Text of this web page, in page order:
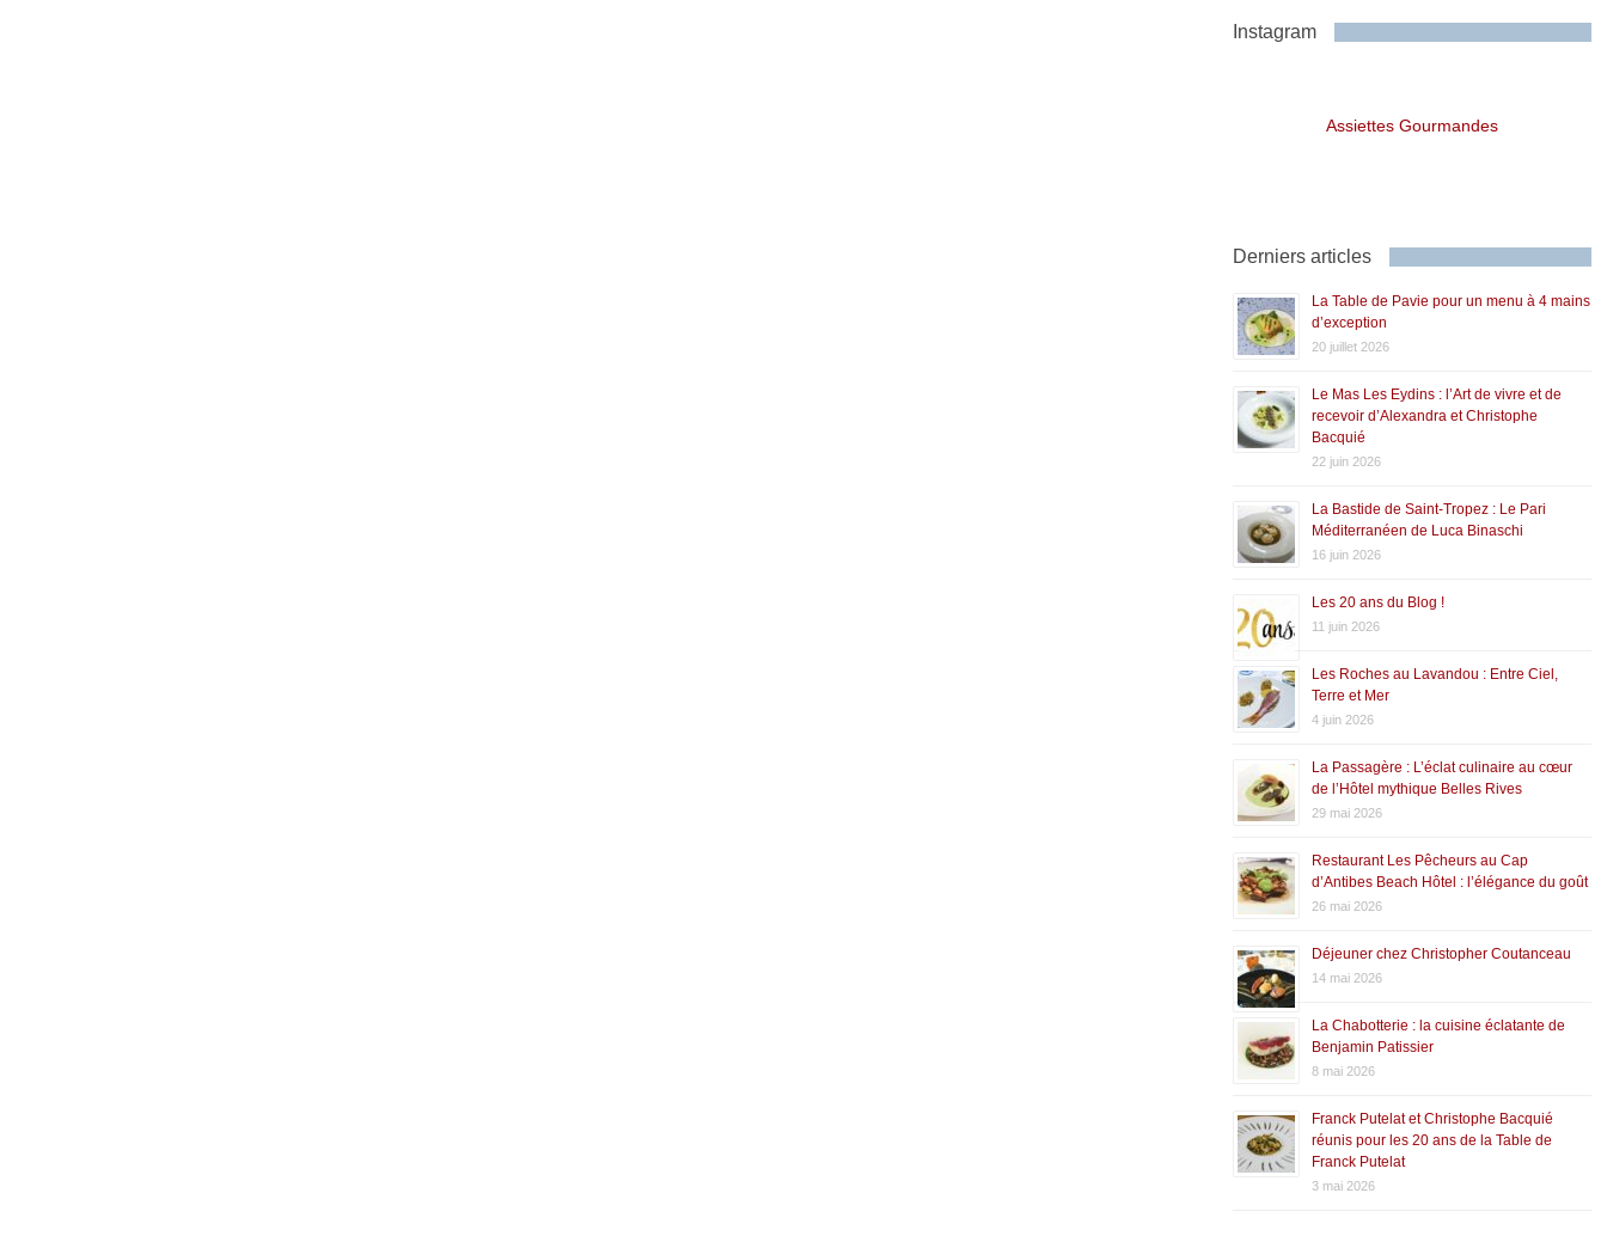
Instagram
Assiettes Gourmandes
Derniers articles
La Table de Pavie pour un menu à 4 mains
d’exception
20 juillet 2026
Le Mas Les Eydins : l’Art de vivre et de
recevoir d’Alexandra et Christophe
Bacquié
22 juin 2026
La Bastide de Saint-Tropez : Le Pari
Méditerranéen de Luca Binaschi
16 juin 2026
Les 20 ans du Blog !
11 juin 2026
Les Roches au Lavandou : Entre Ciel,
Terre et Mer
4 juin 2026
La Passagère : L’éclat culinaire au cœur
de l’Hôtel mythique Belles Rives
29 mai 2026
Restaurant Les Pêcheurs au Cap
d’Antibes Beach Hôtel : l’élégance du goût
26 mai 2026
Déjeuner chez Christopher Coutanceau
14 mai 2026
La Chabotterie : la cuisine éclatante de
Benjamin Patissier
8 mai 2026
Franck Putelat et Christophe Bacquié
réunis pour les 20 ans de la Table de
Franck Putelat
3 mai 2026